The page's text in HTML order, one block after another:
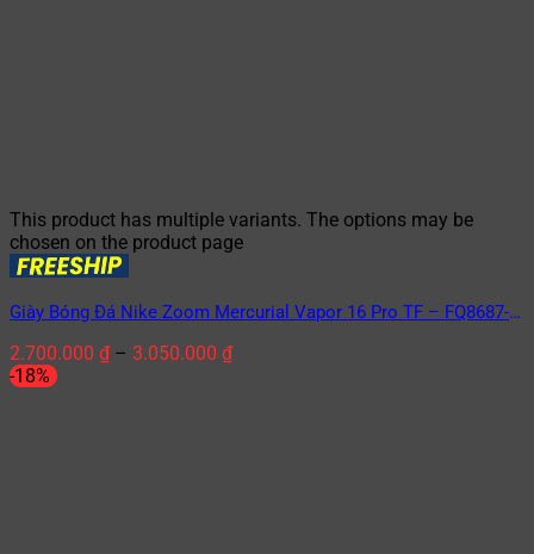
This product has multiple variants. The options may be
chosen on the product page
Giày Bóng Đá Nike Zoom Mercurial Vapor 16 Pro TF – FQ8687-
2.700.000 ₫– 3.050.000 ₫
-18%